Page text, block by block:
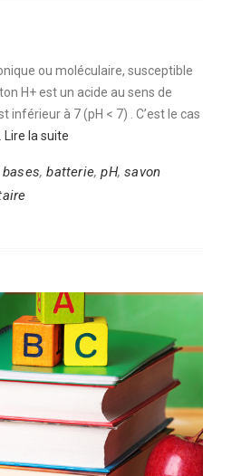
ou moléculaire, susceptible
H+ est un acide au sens de
inférieur à 7 (pH < 7) . C’est le cas
Lire la suite
bases,batterie,pH,savon